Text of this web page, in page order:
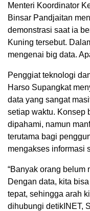
Menteri Koordinator
Binsar Pandjaitan
demonstrasi saat ia
Kuning tersebut.
mengenai big data.
Penggiat teknologi
Harso Supangkat
data yang sangat
setiap waktu. Konsep
dipahami, namun
terutama bagi
mengakses informasi
“Banyak orang belum
Dengan data, kita
tepat, sehingga arah
dihubungi detikINET,